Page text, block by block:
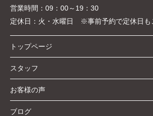
営業時間： 09：00～19：30
定休日： 火・水曜日 ※事前予約で定休日も
トップページ
スタッフ
お客様の声
ブログ